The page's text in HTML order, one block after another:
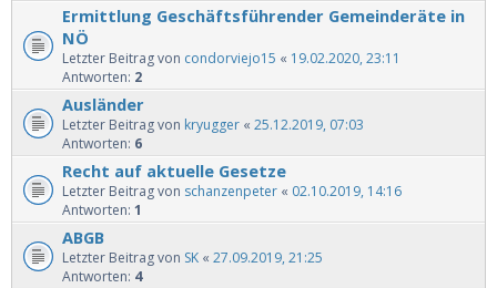
Ermittlung Geschäftsführender Gemeinderäte in
NÖ
Letzter Beitrag von condorviejo15 « 19.02.2020, 23:11
Antworten: 2
Ausländer
Letzter Beitrag von kryugger « 25.12.2019, 07:03
Antworten: 6
Recht auf aktuelle Gesetze
Letzter Beitrag von schanzenpeter « 02.10.2019, 14:16
Antworten: 1
ABGB
Letzter Beitrag von SK « 27.09.2019, 21:25
Antworten: 4